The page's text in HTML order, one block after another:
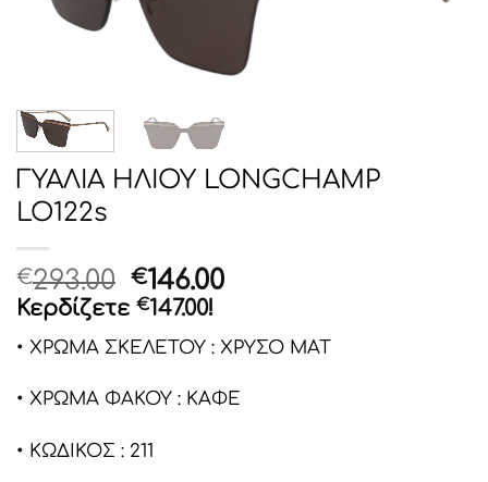
ΓΥΑΛΙΑ ΗΛΙΟΥ LONGCHAMP
LO122s
€293.00 Original
price
was:
€293.00.
€146.00Η
τιμή
είναι:
€146.00.
Κερδίζετε €147.00!
• ΧΡΩΜΑ ΣΚΕΛΕΤΟΥ : ΧΡΥΣΟ ΜΑΤ
• ΧΡΩΜΑ ΦΑΚΟΥ : ΚΑΦΕ
• ΚΩΔΙΚΟΣ : 211